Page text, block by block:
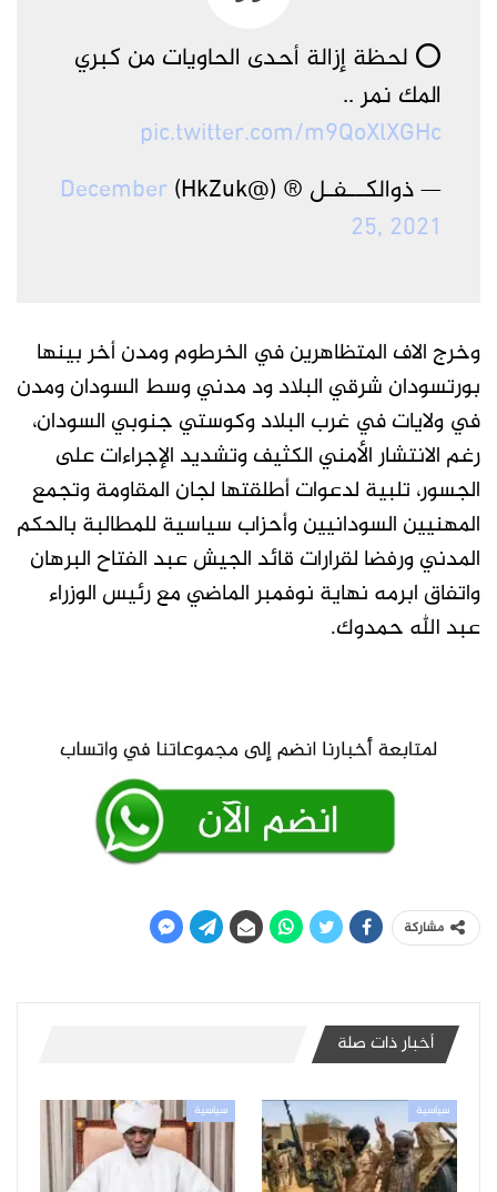
⭕️ لحظة إزالة أحدى الحاويات من كبري
المك نمر ..
pic.twitter.com/m9QoXlXGHc
— ذوالكــفـل ® (@HkZuk)
December
25, 2021
وخرج الاف المتظاهرين في الخرطوم ومدن أخر بينها
بورتسودان شرقي البلاد ود مدني وسط السودان ومدن
في ولايات في غرب البلاد وكوستي جنوبي السودان،
رغم الانتشار الأمني الكثيف وتشديد الإجراءات على
الجسور، تلبية لدعوات أطلقتها لجان المقاومة وتجمع
المهنيين السودانيين وأحزاب سياسية للمطالبة بالحكم
المدني ورفضا لقرارات قائد الجيش عبد الفتاح البرهان
واتفاق ابرمه نهاية نوفمبر الماضي مع رئيس الوزراء
عبد الله حمدوك.
مشاركة
أخبار ذات صلة
سياسية سياسية